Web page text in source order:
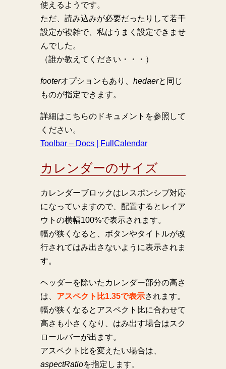
使えるようです。
ただ、読み込みが必要だったりして若干
設定が複雑で、私はうまく設定できませ
んでした。
（誰か教えてください・・・）
footerオプションもあり、 hedaerと同じ
ものが指定できます。
詳細はこちらのドキュメントを参照して
ください。
Toolbar – Docs | FullCalendar
カレンダーのサイズ
カレンダーブロックはレスポンシブ対応
になっていますので、配置するとレイア
ウトの横幅100%で表示されます。
幅が狭くなると、ボタンやタイトルが改
行されてはみ出さないように表示されま
す。
ヘッダーを除いたカレンダー部分の高さ
は、 アスペクト比1.35で表示されます。
幅が狭くなるとアスペクト比に合わせて
高さも小さくなり、はみ出す場合はスク
ロールバーが出ます。
アスペクト比を変えたい場合は、
aspectRatioを指定します。